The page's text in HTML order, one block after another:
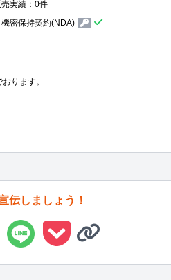
実績：0件
機密保持契約(NDA)
ります。
伝しましょう！